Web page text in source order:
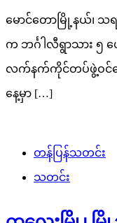
မောင်တောမြို့နယ်၊ သ
က ဘင်္ဂါလီရွာသား ၅
လက်နက်ကိုင်တပ်ဖွဲ့ဝင်တွေ
နေ့မှာ […]
တန်ပြန်သတင်း
သတင်း